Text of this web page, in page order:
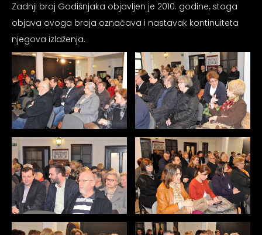
Zadnji broj Godišnjaka objavljen je 2010. godine, stoga
objava ovoga broja označava i nastavak kontinuiteta
njegova izlaženja.